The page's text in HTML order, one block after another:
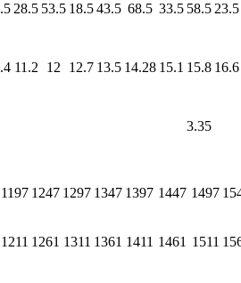
28.5 53.5 18.543.5 68.5 33.5 58.5 23.5
11.2 12 12.7 13.5 14.28 15.1 15.8 16.6
3.35
1197 1247 1297 1347 1397 1447 1497
1211 1261 1311 1361 1411 1461 1511